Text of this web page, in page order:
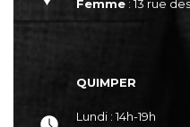
Femme : 13 rue
QUIMPER
Lundi : 14h-19h